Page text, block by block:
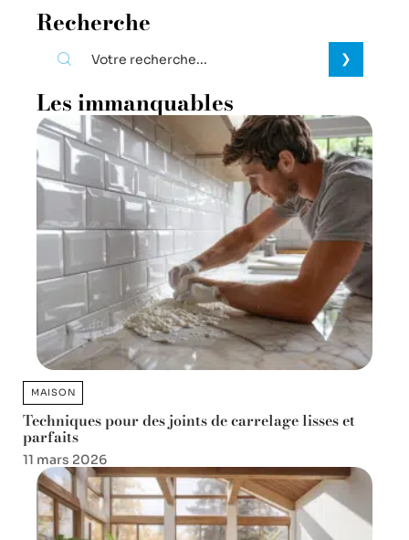
Recherche
Les immanquables
MAISON
Techniques pour des joints de carrelage lisses et
parfaits
11 mars 2026